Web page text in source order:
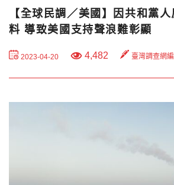
【全球民調／美國】因共和黨
料 導致美國支持聲浪難彰顯
2023-04-20 4,482 臺灣調查網